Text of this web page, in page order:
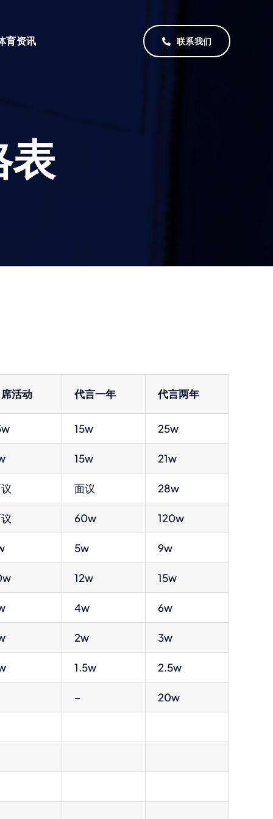
育资讯 联系我们
表
活动 代言一年 代言两年
15w 25w
15w 21w
面议 28w
60w 120w
5w 9w
12w 15w
4w 6w
2w 3w
1.5w 2.5w
– 20w